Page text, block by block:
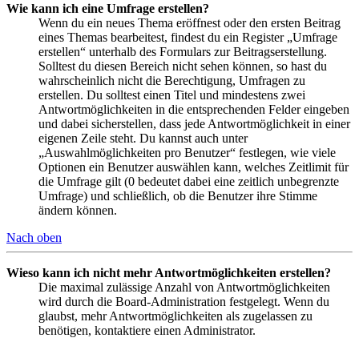
Wie kann ich eine Umfrage erstellen?
Wenn du ein neues Thema eröffnest oder den ersten Beitrag
eines Themas bearbeitest, findest du ein Register „Umfrage
erstellen“ unterhalb des Formulars zur Beitragserstellung.
Solltest du diesen Bereich nicht sehen können, so hast du
wahrscheinlich nicht die Berechtigung, Umfragen zu
erstellen. Du solltest einen Titel und mindestens zwei
Antwortmöglichkeiten in die entsprechenden Felder eingeben
und dabei sicherstellen, dass jede Antwortmöglichkeit in einer
eigenen Zeile steht. Du kannst auch unter
„Auswahlmöglichkeiten pro Benutzer“ festlegen, wie viele
Optionen ein Benutzer auswählen kann, welches Zeitlimit für
die Umfrage gilt (0 bedeutet dabei eine zeitlich unbegrenzte
Umfrage) und schließlich, ob die Benutzer ihre Stimme
ändern können.
Nach oben
Wieso kann ich nicht mehr Antwortmöglichkeiten erstellen?
Die maximal zulässige Anzahl von Antwortmöglichkeiten
wird durch die Board-Administration festgelegt. Wenn du
glaubst, mehr Antwortmöglichkeiten als zugelassen zu
benötigen, kontaktiere einen Administrator.